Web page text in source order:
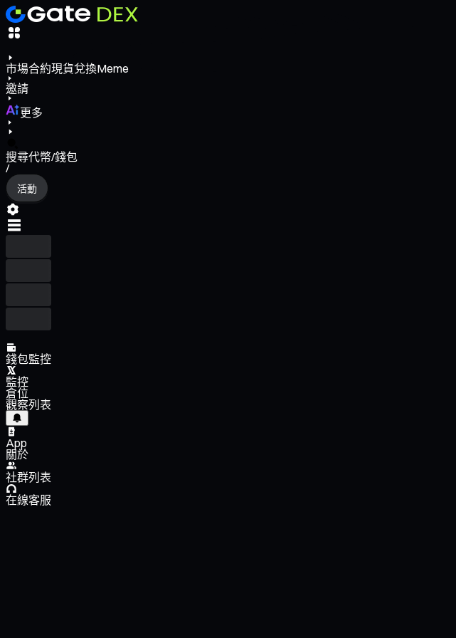
市場合約現貨兌換Meme
邀請
更多
搜尋代幣/錢包
/
活動
錢包監控
監控
倉位
觀察列表
App
關於
社群列表
在線客服